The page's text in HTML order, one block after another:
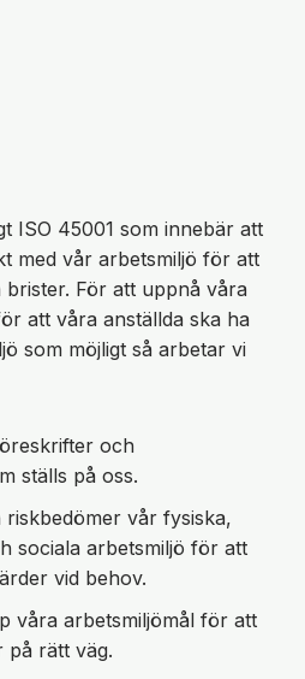
ISO 45001 som innebär att
med vår arbetsmiljö för att
För att uppnå våra
att våra anställda ska ha
som möjligt så arbetar vi
och
ställs på oss.
vår fysiska,
sociala arbetsmiljö för att
vid behov.
våra arbetsmiljömål för att
på rätt väg.